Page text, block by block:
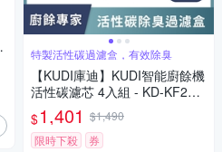
特製活性碳過濾盒，有效除臭
【KUDI庫迪】KUDI智能廚餘機
活性碳濾芯 4入組 - KD-KF2專
用
$1,401 $1,490
限時下殺
券